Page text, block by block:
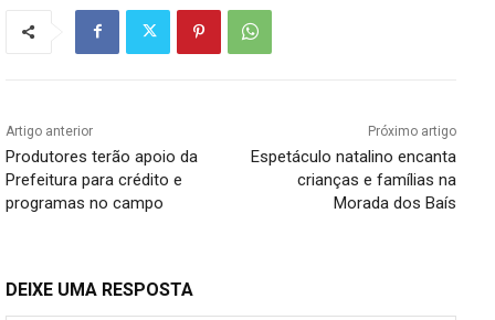
Artigo anterior
Produtores terão apoio da
Prefeitura para crédito e
programas no campo
Próximo artigo
Espetáculo natalino encanta
crianças e famílias na
Morada dos Baís
DEIXE UMA RESPOSTA